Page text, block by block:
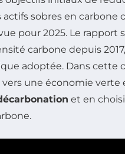
actifs sobres en carbone
pour 2025. Le rapport
carbone depuis
adoptée. Dans cette
une économie verte
et en